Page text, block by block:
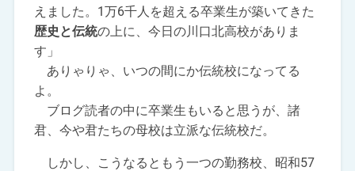
えました。1万6千人を超える卒業生が築いてきた
歴史と伝統の上に、今日の川口北高校がありま
す」
ありゃりゃ、いつの間にか伝統校になってる
よ。
ブログ読者の中に卒業生もいると思うが、諸
君、今や君たちの母校は立派な伝統校だ。
しかし、こうなるともう一つの勤務校、昭和57